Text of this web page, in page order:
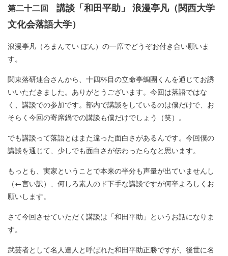
第二十二回 講談「和田平助」 浪漫亭凡（関西大学
文化会落語大学）
浪漫亭凡（ろまんてい ぼん）の一席でどうぞお付き合い願いま
す。
関東落研連合さんから、十四杯目の立命亭鯛團くんを通じてお誘
いいただきました。ありがとうございます。今回は落語ではな
く、講談での参加です。部内で講談をしているのは僕だけで、お
そらく今回の寄席鍋での講談も僕だけでしょう（笑）。
でも講談って落語とはまた違った面白さがあるんです。今回僕の
講談を通じて、少しでも面白さが伝わったらなと思います。
もっとも、実家ということで本来の半分も声量が出ていませんし
（←言い訳）、何しろ素人のド下手な講談ですが何卒よろしくお
願いします。
さて今回させていただく講談は「和田平助」というお話になりま
す。
武芸者として名人達人と呼ばれた和田平助正勝ですが、後世に名